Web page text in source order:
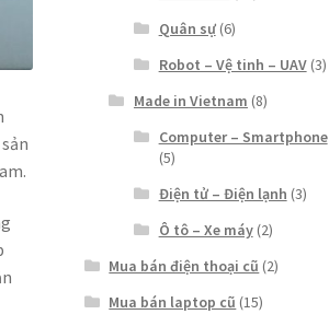
Quân sự(6)
Robot – Vệ tinh – UAV(3)
Made in Vietnam (8)
Computer – Smartphone
(5)
Điện tử – Điện lạnh (3)
Ô tô – Xe máy(2)
Mua bán điện thoại cũ (2)
Mua bán laptop cũ (15)